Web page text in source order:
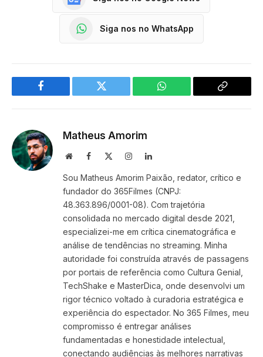
Siga nos no WhatsApp
Facebook Twitter WhatsApp
Copy
Matheus Amorim
WebsiteFacebook InstagramLinkedIn
Sou Matheus Amorim Paixão, redator, crítico e
fundador do 365Filmes (CNPJ:
48.363.896/0001-08). Com trajetória
consolidada no mercado digital desde 2021,
especializei-me em crítica cinematográfica e
análise de tendências no streaming. Minha
autoridade foi construída através de passagens
por portais de referência como Cultura Genial,
TechShake e MasterDica, onde desenvolvi um
rigor técnico voltado à curadoria estratégica e
experiência do espectador. No 365 Filmes, meu
compromisso é entregar análises
fundamentadas e honestidade intelectual,
conectando audiências às melhores narrativas